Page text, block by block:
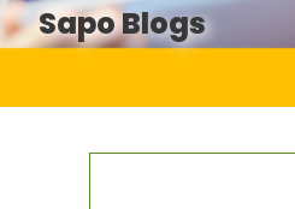
Sapo Blogs